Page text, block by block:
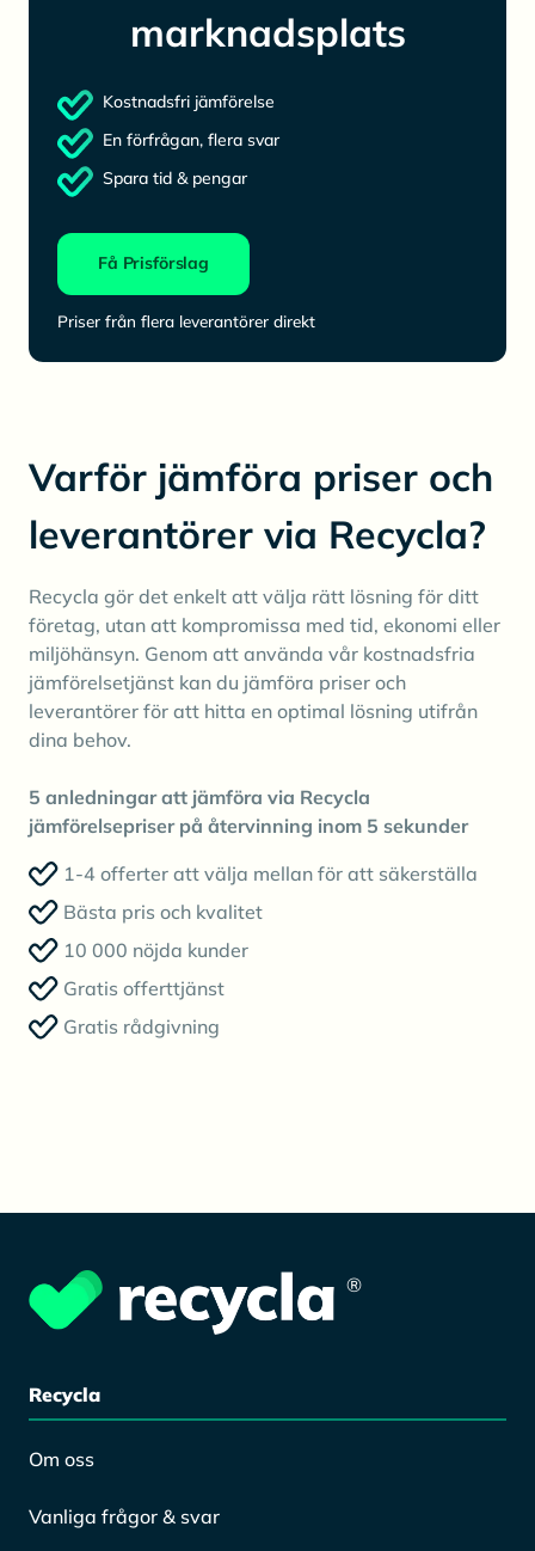
marknadsplats
Kostnadsfri jämförelse
En förfrågan, flera svar
Spara tid & pengar
Få Prisförslag
Priser från flera leverantörer direkt
Varför jämföra priser och
leverantörer via Recycla?
Recycla gör det enkelt att välja rätt lösning för ditt
företag, utan att kompromissa med tid, ekonomi eller
miljöhänsyn. Genom att använda vår kostnadsfria
jämförelsetjänst kan du jämföra priser och
leverantörer för att hitta en optimal lösning utifrån
dina behov.
5 anledningar att jämföra via Recycla
jämförelsepriser på återvinning inom 5 sekunder
1-4 offerter att välja mellan för att säkerställa
Bästa pris och kvalitet
10 000 nöjda kunder
Gratis offerttjänst
Gratis rådgivning
®
Recycla
Om oss
Vanliga frågor & svar